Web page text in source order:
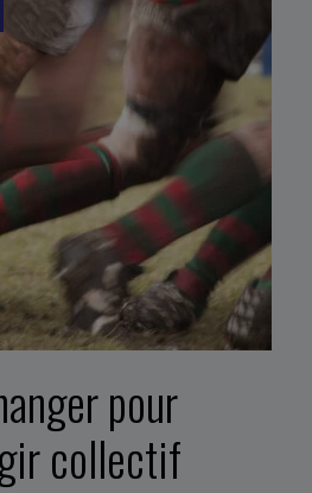
pour
collectif